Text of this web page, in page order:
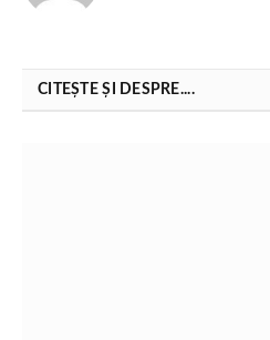
CITEȘTE ȘI DESPRE....